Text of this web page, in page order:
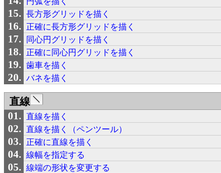
長方形グリッドを描く
正確に長方形グリッドを描く
同心円グリッドを描く
正確に同心円グリッドを描く
歯車を描く
バネを描く
直線
直線を描く
直線を描く（ペンツール）
正確に直線を描く
線幅を指定する
線端の形状を変更する